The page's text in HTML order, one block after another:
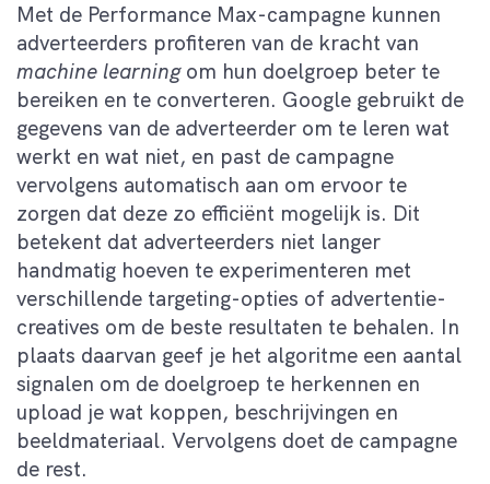
Met de Performance Max-campagne kunnen
adverteerders profiteren van de kracht van
machine learningom hun doelgroep beter te
bereiken en te converteren. Google gebruikt de
gegevens van de adverteerder om te leren wat
werkt en wat niet, en past de campagne
vervolgens automatisch aan om ervoor te
zorgen dat deze zo efficiënt mogelijk is. Dit
betekent dat adverteerders niet langer
handmatig hoeven te experimenteren met
verschillende targeting-opties of advertentie-
creatives om de beste resultaten te behalen. In
plaats daarvan geef je het algoritme een aantal
signalen om de doelgroep te herkennen en
upload je wat koppen, beschrijvingen en
beeldmateriaal. Vervolgens doet de campagne
de rest.